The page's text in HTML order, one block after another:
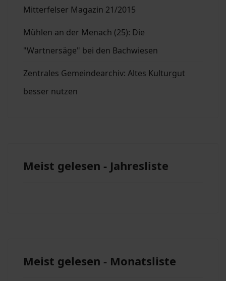
Mitterfelser Magazin 21/2015
Mühlen an der Menach (25): Die
"Wartnersäge" bei den Bachwiesen
Zentrales Gemeindearchiv: Altes Kulturgut
besser nutzen
Meist gelesen - Jahresliste
Meist gelesen - Monatsliste